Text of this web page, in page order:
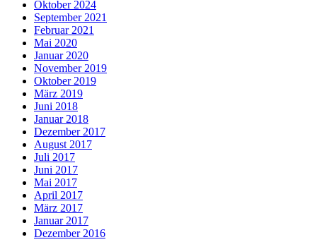
Oktober 2024
September 2021
Februar 2021
Mai 2020
Januar 2020
November 2019
Oktober 2019
März 2019
Juni 2018
Januar 2018
Dezember 2017
August 2017
Juli 2017
Juni 2017
Mai 2017
April 2017
März 2017
Januar 2017
Dezember 2016